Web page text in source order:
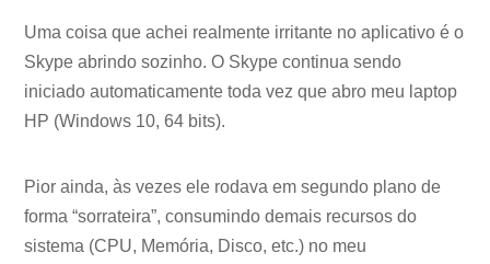
Uma coisa que achei realmente irritante no aplicativo é o
Skype abrindo sozinho. O Skype continua sendo
iniciado automaticamente toda vez que abro meu laptop
HP (Windows 10, 64 bits).
Pior ainda, às vezes ele rodava em segundo plano de
forma “sorrateira”, consumindo demais recursos do
sistema (CPU, Memória, Disco, etc.) no meu